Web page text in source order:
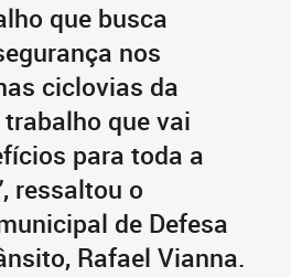
que busca
nos
ciclovias da
que vai
para toda a
ressaltou o
de Defesa
Rafael Vianna.